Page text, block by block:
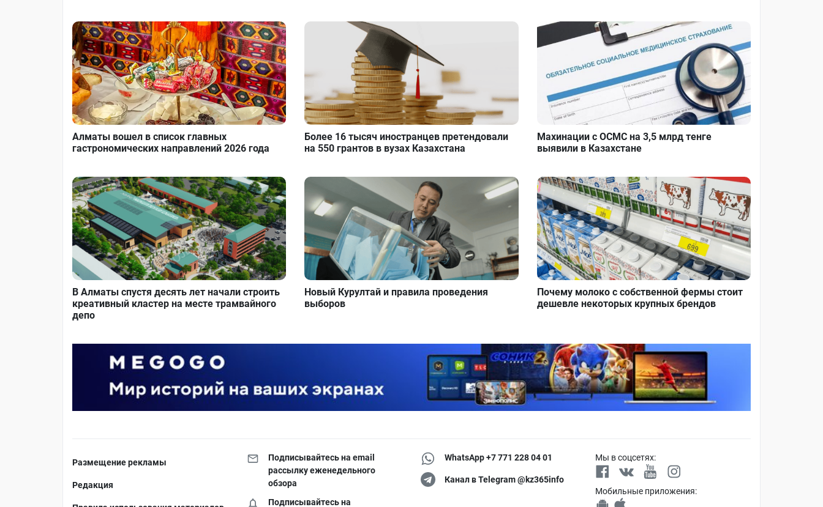
Алматы вошел в список главных
гастрономических направлений 2026 года
Более 16 тысяч иностранцев претендовали
на 550 грантов в вузах Казахстана
Махинации с ОСМС на 3,5 млрд тенге
выявили в Казахстане
В Алматы спустя десять лет начали строить
креативный кластер на месте трамвайного
депо
Новый Курултай и правила проведения
выборов
Почему молоко с собственной фермы стоит
дешевле некоторых крупных брендов
Размещение рекламы
Редакция
Подписывайтесь на email
рассылку еженедельного
обзора
Подписывайтесь на
WhatsApp +7 771 228 04 01
Канал в Telegram @kz365info
Мы в соцсетях:
Мобильные приложения: